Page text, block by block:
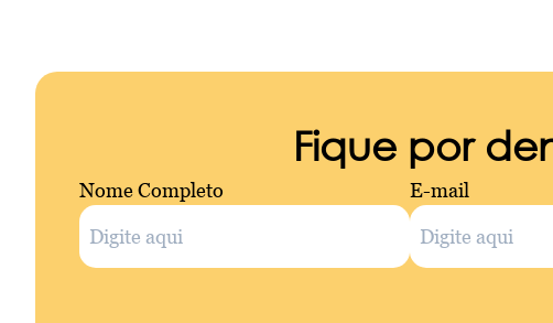
Fique por
Nome Completo E-mail